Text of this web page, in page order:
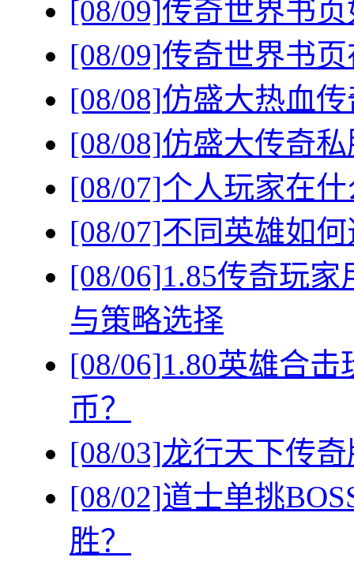
[08/09]传奇世界书
[08/09]传奇世界书
[08/08]仿盛大热血
[08/08]仿盛大传奇
[08/07]个人玩家在
[08/07]不同英雄如
[08/06]1.85传奇玩
与策略选择
[08/06]1.80英雄合
币？
[08/03]龙行天下传
[08/02]道士单挑
胜？